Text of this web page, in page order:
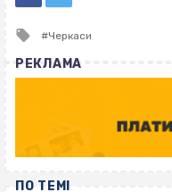
Tagged
Черкаси
РЕКЛАМА
ПО ТЕМІ